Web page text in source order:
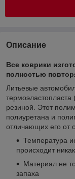
Описание
Все коврики
полностью
Литьевые
термоэластопласта
резиной. Этот
полиуретана и
отличающих его от
Температура
происходит
Материал не
запаха